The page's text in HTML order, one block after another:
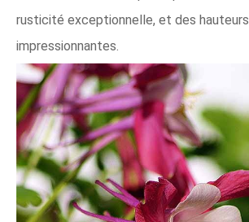
rusticité exceptionnelle, et des hauteurs
impressionnantes.